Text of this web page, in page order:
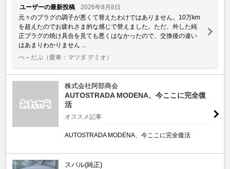
ユーザーの最新投稿
2026年8月8日
元々のプラグの調子が悪くて替えたわけではありません。10万km
を超えたのでお疲れさま的な感じで替えました。ただ、外した純
正プラグの焼け具合を見ても悪くはなかったので、交換後の違い
はあまりわかりません ...
べ～だぶ （愛車：マツダ デミオ）
株式会社阿部商会
AUTOSTRADA MODENA、今ここに完全復
活
オススメ記事
AUTOSTRADA MODENA、今ここに完全復活
スバル(純正)